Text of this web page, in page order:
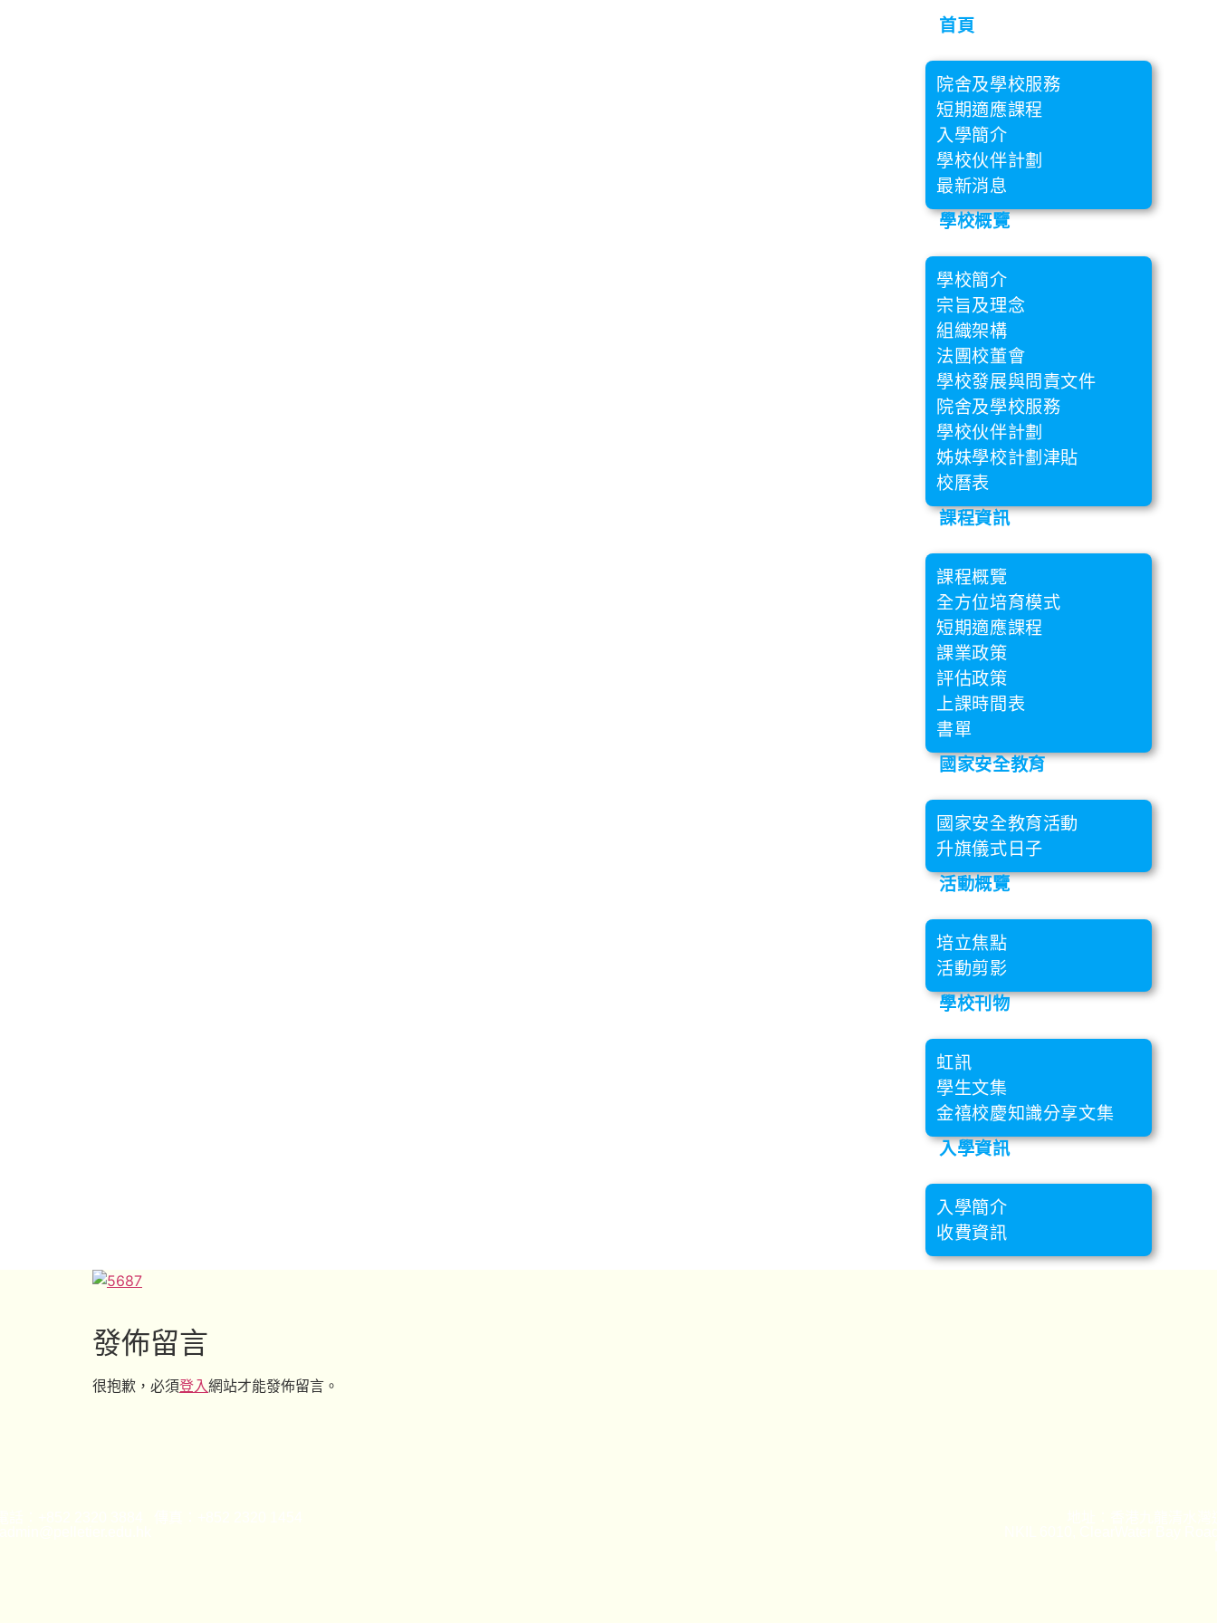
首頁
院舍及學校服務
短期適應課程
入學簡介
學校伙伴計劃
最新消息
學校概覽
學校簡介
宗旨及理念
組織架構
法團校董會
學校發展與問責文件
院舍及學校服務
學校伙伴計劃
姊妹學校計劃津貼
校曆表
課程資訊
課程概覽
全方位培育模式
短期適應課程
課業政策
評估政策
上課時間表
書單
國家安全教育
國家安全教育活動
升旗儀式日子
活動概覽
培立焦點
活動剪影
學校刊物
虹訊
學生文集
金禧校慶知識分享文集
入學資訊
入學簡介
收費資訊
發佈留言
很抱歉，必須登入網站才能發佈留言。